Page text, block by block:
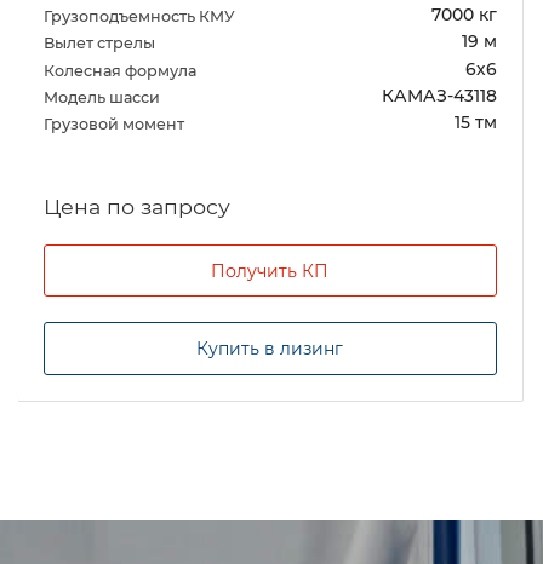
Грузоподъемность КМУ 7000 кг
Вылет стрелы 19 м
Колесная формула 6х6
Модель шасси КАМАЗ-43118
Грузовой момент 15 тм
Цена по запросу
Получить КП
Купить в лизинг